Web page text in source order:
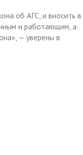
об АГС, и вносить в
и работающим, а
— уверены в